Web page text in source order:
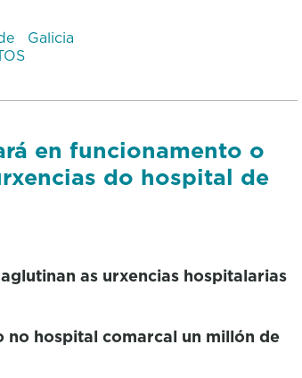
Galicia
en funcionamento o
do hospital de
as urxencias hospitalarias
no hospital comarcal un millón de